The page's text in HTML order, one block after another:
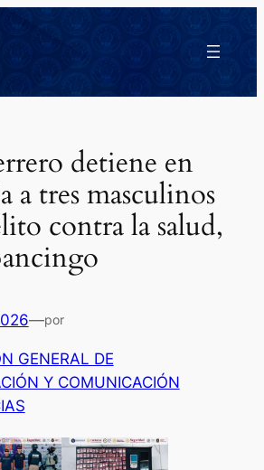
detiene en
a tres masculinos
contra la salud,
—por
GENERAL DE
Y COMUNICACIÓN